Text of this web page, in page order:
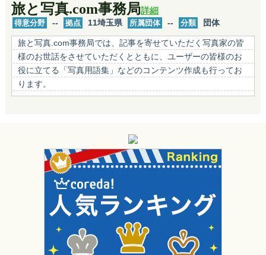
旅と写真.com事務局詳細
得意分野 -- 拠点 11埼玉県 所属団体 -- 分類 団体
旅と写真.com事務局では、記事を寄せていただく写真家の皆
様のお世話をさせていただくとともに、ユーザーの皆様のお
役に立てる「写真用語集」などのコンテンツ作成も行ってお
ります。